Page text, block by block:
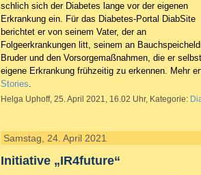
schlich sich der Diabetes lange vor der eigenen
Erkrankung ein. Für das Diabetes-Portal DiabSite
berichtet er von seinem Vater, der an
Folgeerkrankungen litt, seinem an
Bruder und den Vorsorgemaßnahmen, die er
eigene Erkrankung frühzeitig zu erkennen. Mehr
Stories.
Helga Uphoff, 25. April 2021, 16.02 Uhr, Kategorie:
Samstag, 24. April 2021
Initiative „IR4future“